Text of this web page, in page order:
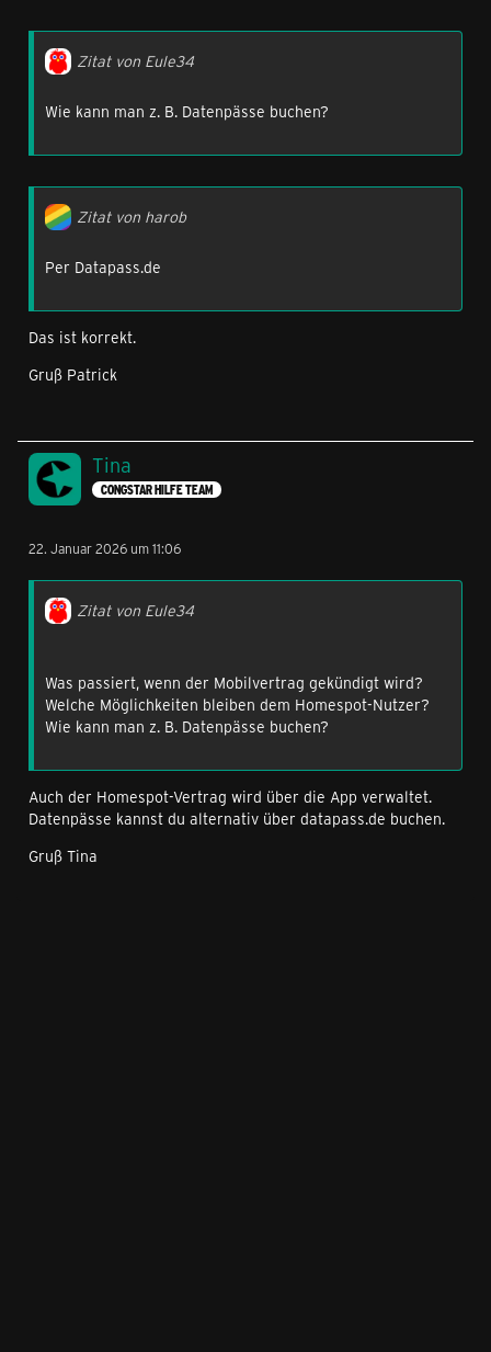
Zitat von Eule34
Wie kann man z. B. Datenpässe buchen?
Zitat von harob
Per Datapass.de
Das ist korrekt.
Gruß Patrick
Tina
CONGSTAR HILFE TEAM
22. Januar 2026 um 11:06
Zitat von Eule34
Was passiert, wenn der Mobilvertrag gekündigt wird?
Welche Möglichkeiten bleiben dem Homespot-Nutzer?
Wie kann man z. B. Datenpässe buchen?
Auch der Homespot-Vertrag wird über die App verwaltet.
Datenpässe kannst du alternativ über datapass.de buchen.
Gruß Tina